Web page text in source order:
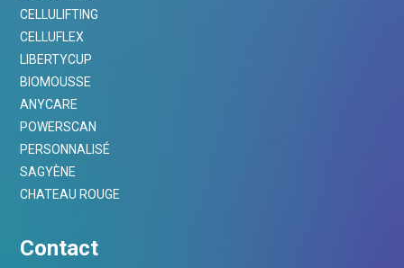
CELLULIFTING
CELLUFLEX
LIBERTYCUP
BIOMOUSSE
ANYCARE
POWERSCAN
PERSONNALISÉ
SAGYÈNE
CHATEAU ROUGE
Contact